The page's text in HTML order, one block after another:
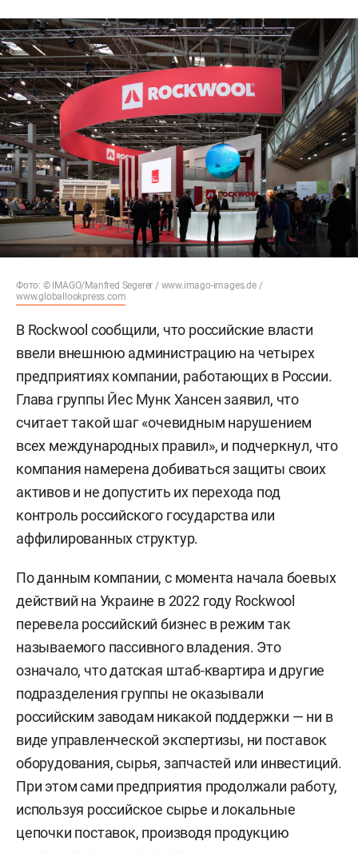
Фото: © IMAGO/Manfred Segerer / www.imago-images.de /
www.globallookpress.com
В Rockwool сообщили, что российские власти
ввели внешнюю администрацию на четырех
предприятиях компании, работающих в России.
Глава группы Йес Мунк Хансен заявил, что
считает такой шаг «очевидным нарушением
всех международных правил», и подчеркнул, что
компания намерена добиваться защиты своих
активов и не допустить их перехода под
контроль российского государства или
аффилированных структур.
По данным компании, с момента начала боевых
действий на Украине в 2022 году Rockwool
перевела российский бизнес в режим так
называемого пассивного владения. Это
означало, что датская штаб-квартира и другие
подразделения группы не оказывали
российским заводам никакой поддержки — ни в
виде управленческой экспертизы, ни поставок
оборудования, сырья, запчастей или инвестиций.
При этом сами предприятия продолжали работу,
используя российское сырье и локальные
цепочки поставок, производя продукцию